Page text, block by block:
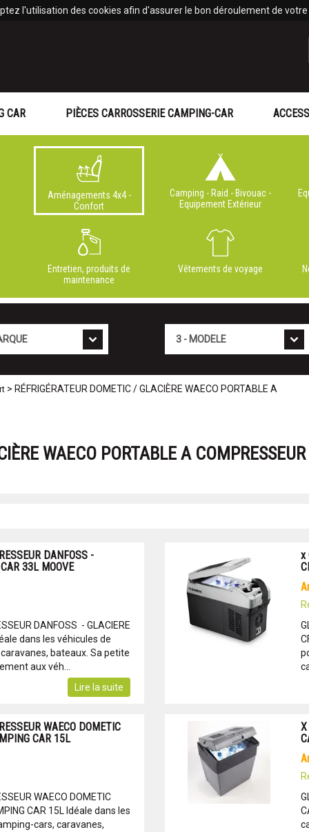
l'utilisation des cookies afin d'assurer le bon déroulement de
Aménagements 4x4 -
Confort
Camping - Raid - Bivouac -
Equipement Extérieur
Entretien, produits de
maintenance
Vêtements de voyage
CAR PIÈCES CARROSSERIE CAMPING-CAR
> RÉFRIGÉRATEUR DOMETIC / GLACIÈRE WAECO PORTABLE A
WAECO PORTABLE A
DANFOSS -
33L MOOVE
DANFOSS - GLACIERE
dans les véhicules de
bateaux. Sa petite
aux véh...
Lire la suite
x
WAECO DOMETIC
CAR 15L
WAECO DOMETIC
CAR 15L Idéale dans les
cars, caravanes,
X